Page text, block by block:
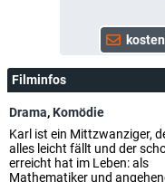
Filminfos
Drama,Komödie
Karl ist ein Mittzwanziger,
alles leicht fällt und der
erreicht hat im Leben: als
Mathematiker und